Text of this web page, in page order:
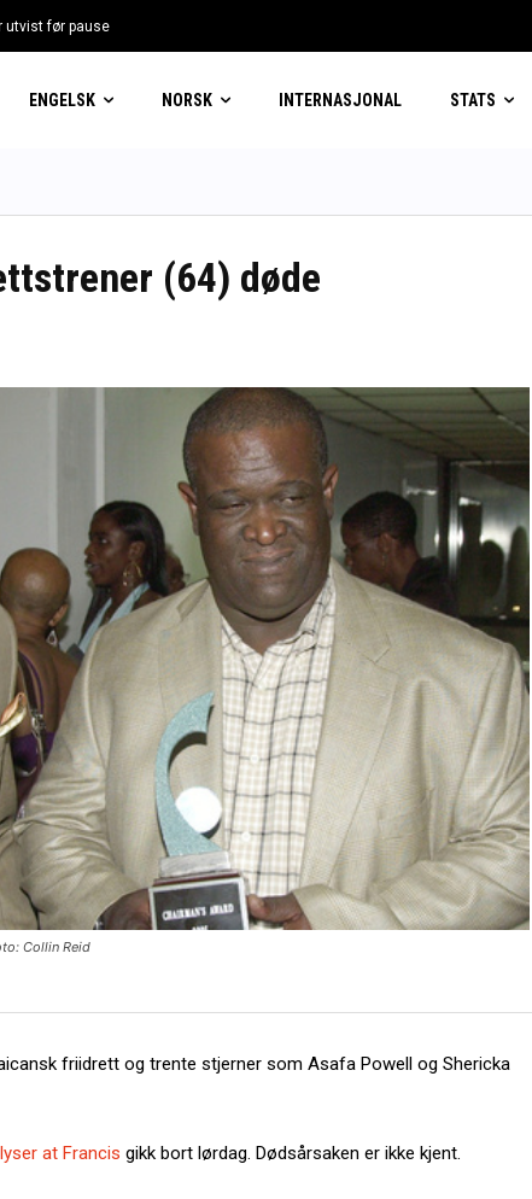
utvist før pause
til LSK Kvinner
ENGELSK NORSK INTERNASJONAL STATS
(64) døde
Collin Reid
friidrett og trente stjerner som Asafa Powell og Shericka
at Francis gikk bort lørdag. Dødsårsaken er ikke kjent.